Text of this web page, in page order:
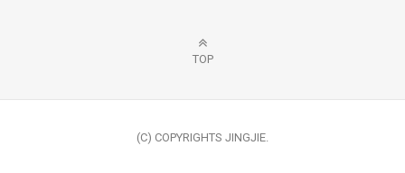
TOP
(C) COPYRIGHTS JINGJIE.